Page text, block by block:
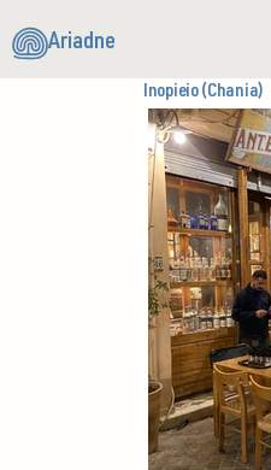
Ariadne
Inopieio (Chania)